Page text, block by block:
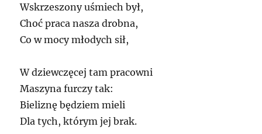
Wskrzeszony uśmiech był,
Choć praca nasza drobna,
Co w mocy młodych sił,
W dziewczęcej tam pracowni
Maszyna furczy tak:
Bieliznę będziem mieli
Dla tych, którym jej brak.